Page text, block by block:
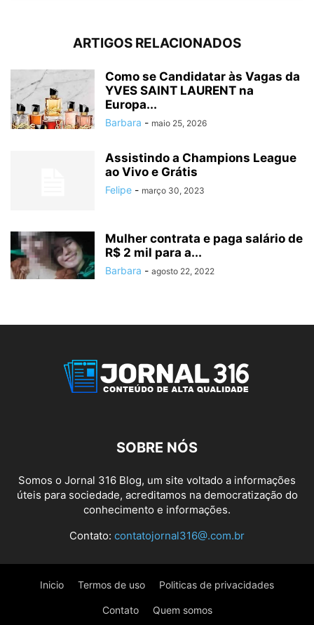
ARTIGOS RELACIONADOS
Como se Candidatar às Vagas da
YVES SAINT LAURENT na
Europa...
Barbara - maio 25, 2026
Assistindo a Champions League
ao Vivo e Grátis
Felipe - março 30, 2023
Mulher contrata e paga salário de
R$ 2 mil para a...
Barbara - agosto 22, 2022
SOBRE NÓS
Somos o Jornal 316 Blog, um site voltado a informações
úteis para sociedade, acreditamos na democratização do
conhecimento e informações.
Contato: contatojornal316@.com.br
Inicio Termos de uso Politicas de privacidades
Contato Quem somos